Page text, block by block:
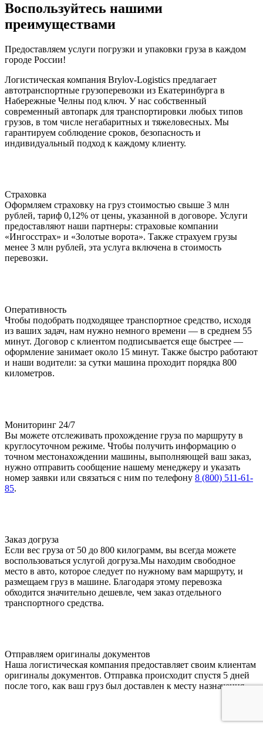
Воспользуйтесь нашими
преимуществами
Предоставляем услуги погрузки и упаковки груза в каждом
городе России!
Логистическая компания Brylov-Logistics предлагает
автотранспортные грузоперевозки из Екатеринбурга в
Набережные Челны под ключ. У нас собственный
современный автопарк для транспортировки любых типов
грузов, в том числе негабаритных и тяжеловесных. Мы
гарантируем соблюдение сроков, безопасность и
индивидуальный подход к каждому клиенту.
Страховка
Оформляем страховку на груз стоимостью свыше 3 млн
рублей, тариф 0,12% от цены, указанной в договоре. Услуги
предоставляют наши партнеры: страховые компании
«Ингосстрах» и «Золотые ворота». Также страхуем грузы
менее 3 млн рублей, эта услуга включена в стоимость
перевозки.
Оперативность
Чтобы подобрать подходящее транспортное средство, исходя
из ваших задач, нам нужно немного времени — в среднем 55
минут. Договор с клиентом подписывается еще быстрее —
оформление занимает около 15 минут. Также быстро работают
и наши водители: за сутки машина проходит порядка 800
километров.
Мониторинг 24/7
Вы можете отслеживать прохождение груза по маршруту в
круглосуточном режиме. Чтобы получить информацию о
точном местонахождении машины, выполняющей ваш заказ,
нужно отправить сообщение нашему менеджеру и указать
номер заявки или связаться с ним по телефону 8 (800) 511-61-
85.
Заказ догруза
Если вес груза от 50 до 800 килограмм, вы всегда можете
воспользоваться услугой догруза.Мы находим свободное
место в авто, которое следует по нужному вам маршруту, и
размещаем груз в машине. Благодаря этому перевозка
обходится значительно дешевле, чем заказ отдельного
транспортного средства.
Отправляем оригиналы документов
Наша логистическая компания предоставляет своим клиентам
оригиналы документов. Отправка происходит спустя 5 дней
после того, как ваш груз был доставлен к месту назначения.